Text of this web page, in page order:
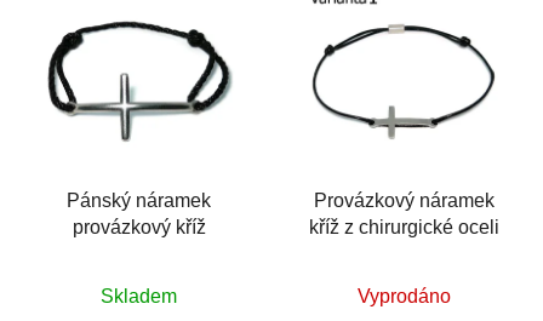
Pánský náramek
provázkový kříž
hodnocení
Skladem
Provázkový náramek
kříž z chirurgické oceli
hodnocení
Vyprodáno